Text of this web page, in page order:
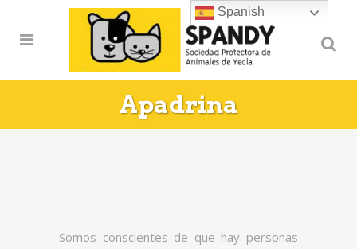
Apadrina
Somos conscientes de que hay personas
Spanish